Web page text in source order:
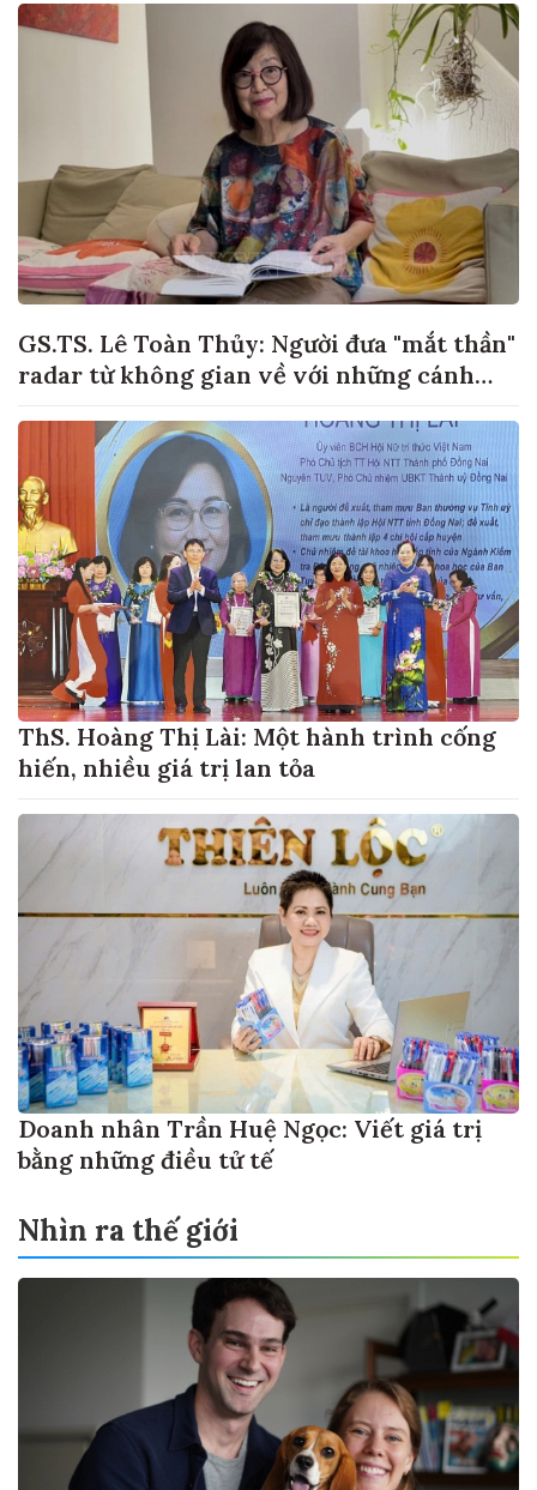
GS.TS. Lê Toàn Thủy: Người đưa "mắt thần"
radar từ không gian về với những cánh
ThS. Hoàng Thị Lài: Một hành trình cống
hiến, nhiều giá trị lan tỏa
Doanh nhân Trần Huệ Ngọc: Viết giá trị
bằng những điều tử tế
Nhìn ra thế giới